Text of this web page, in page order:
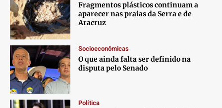
Fragmentos plásticos continuam a
aparecer nas praias da Serra e de
Aracruz
Socioeconômicas
O que ainda falta ser definido na
disputa pelo Senado
Política